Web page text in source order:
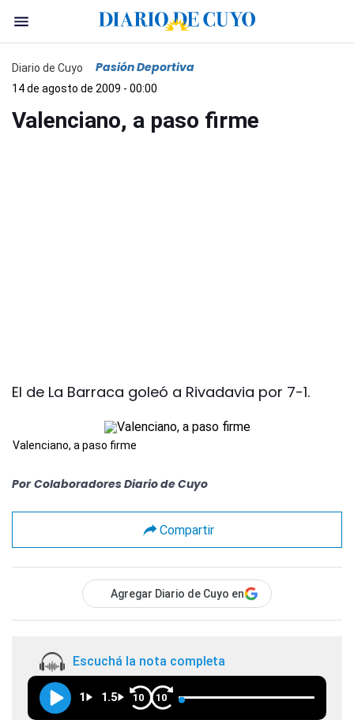
Diario de Cuyo Pasión Deportiva
14 de agosto de 2009 - 00:00
Valenciano, a paso firme
El de La Barraca goleó a Rivadavia por 7-1.
Valenciano, a paso firme
Por Colaboradores Diario de Cuyo
Compartir
Agregar Diario de Cuyo en
Escuchá la nota completa
1 1.5 10 10